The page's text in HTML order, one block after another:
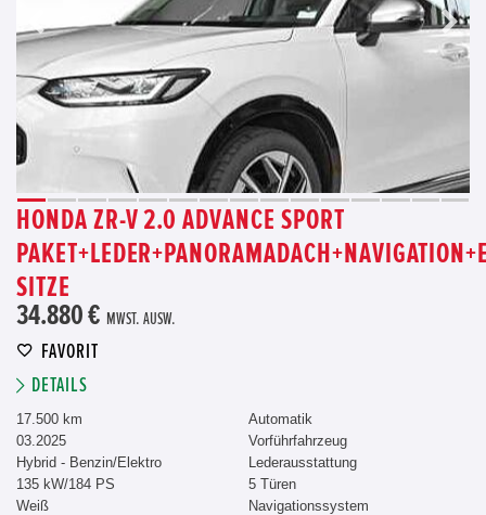
HONDA ZR-V 2.0 ADVANCE SPORT
SITZE
34.880 € MWST. AUSW.
FAVORIT
DETAILS
17.500 km
03.2025
Hybrid - Benzin/Elektro
135 kW/184 PS
Weiß
Automatik
Vorführfahrzeug
Lederausstattung
5 Türen
Navigationssystem